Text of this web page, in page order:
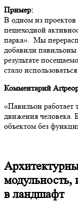
Пример:
В одном из проектов
пешеходной
парка». Мы
добавили
результате
стало
Комментарий
«Павильон работает
движения человека.
объектом без
модульность,
в ландшафт